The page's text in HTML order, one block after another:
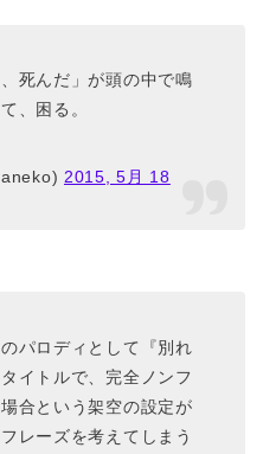
死んだ」が頭の中で鳴
、困る。
2015, 5月 18
パロディとして『別れ
イトルで、完全ノンフ
合という架空の設定が
レーズを考えてしまう